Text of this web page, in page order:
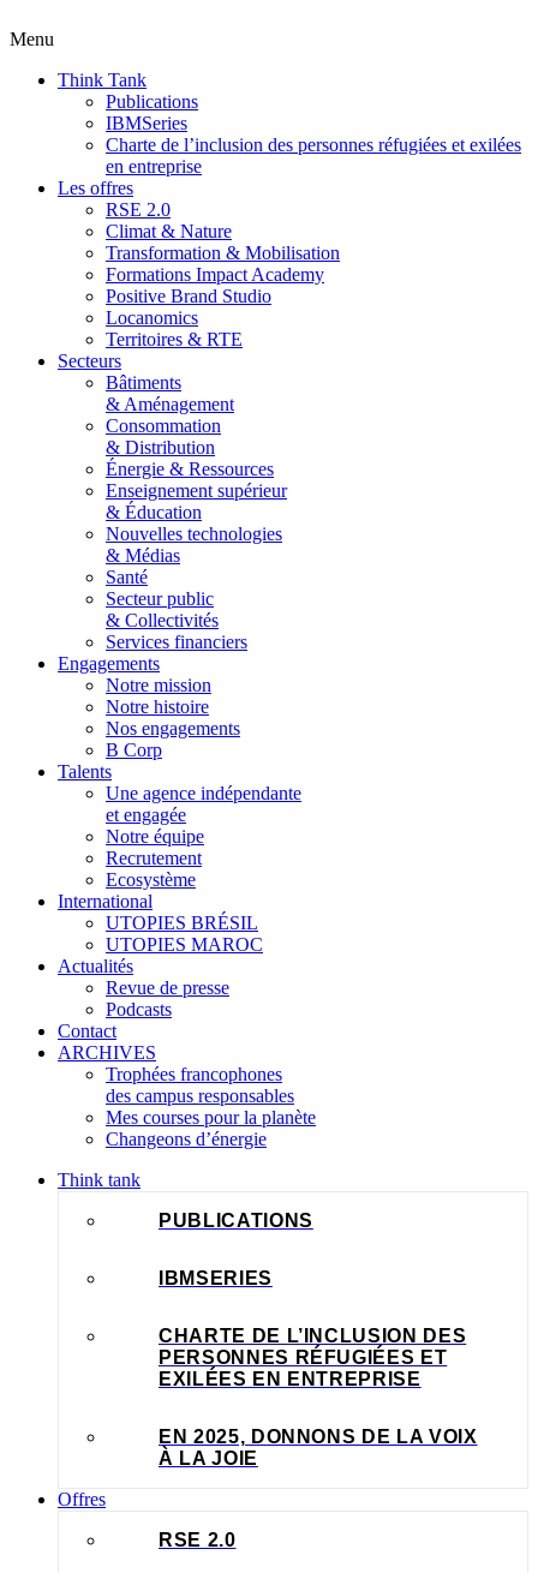
Menu
Think Tank
Publications
IBMSeries
Charte de l’inclusion des personnes réfugiées et exilées
en entreprise
Les offres
RSE 2.0
Climat & Nature
Transformation & Mobilisation
Formations Impact Academy
Positive Brand Studio
Locanomics
Territoires & RTE
Secteurs
Bâtiments
& Aménagement
Consommation
& Distribution
Énergie & Ressources
Enseignement supérieur
& Éducation
Nouvelles technologies
& Médias
Santé
Secteur public
& Collectivités
Services financiers
Engagements
Notre mission
Notre histoire
Nos engagements
B Corp
Talents
Une agence indépendante
et engagée
Notre équipe
Recrutement
Ecosystème
International
UTOPIES BRÉSIL
UTOPIES MAROC
Actualités
Revue de presse
Podcasts
Contact
ARCHIVES
Trophées francophones
des campus responsables
Mes courses pour la planète
Changeons d’énergie
Think tank
PUBLICATIONS
IBMSERIES
CHARTE DE L’INCLUSION DES
PERSONNES RÉFUGIÉES ET
EXILÉES EN ENTREPRISE
EN 2025, DONNONS DE LA VOIX
À LA JOIE
Offres
RSE 2.0